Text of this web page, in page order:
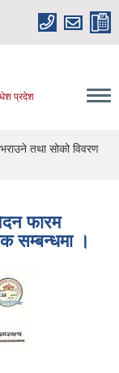
प्रदेश
तथा सोको विवरण
फारम
सम्बन्धमा ।